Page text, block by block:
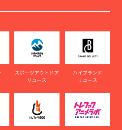
スポーツアウトドア
リユース
ハイブランド
リユース